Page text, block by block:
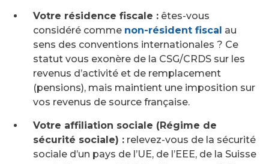
Votre résidence fiscale : êtes-vous
considéré comme non-résident fiscal au
sens des conventions internationales ? Ce
statut vous exonère de la CSG/CRDS sur les
revenus d’activité et de remplacement
(pensions), mais maintient une imposition sur
vos revenus de source française.
Votre affiliation sociale (Régime de
sécurité sociale) : relevez-vous de la sécurité
sociale d’un pays de l’UE, de l’EEE, de la Suisse